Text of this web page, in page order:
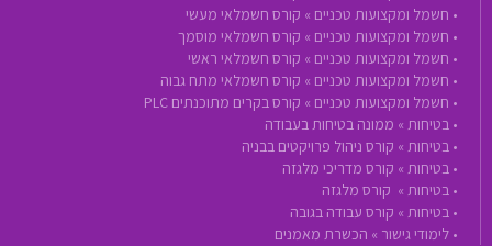
• חשמל ומקצועות טכניים » קורס חשמלאי מעשי
• חשמל ומקצועות טכניים » קורס חשמלאי מוסמך
• חשמל ומקצועות טכניים » קורס חשמלאי ראשי
• חשמל ומקצועות טכניים » קורס חשמלאי מתח גבוה
• חשמל ומקצועות טכניים » קורס בקרים מתוכנתים PLC
• בטיחות » ממונה בטיחות בעבודה
• בטיחות » קורס ניהול פרויקטים בבניה
• בטיחות » קורס מדריכי מלגזה
• בטיחות » קורס מלגזה
• בטיחות » קורס עבודה בגובה
• לימודי גישור » הכשרת מאמנים